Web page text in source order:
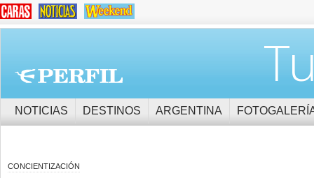
NOTICIAS DESTINOS ARGENTINA
CONCIENTIZACIÓN